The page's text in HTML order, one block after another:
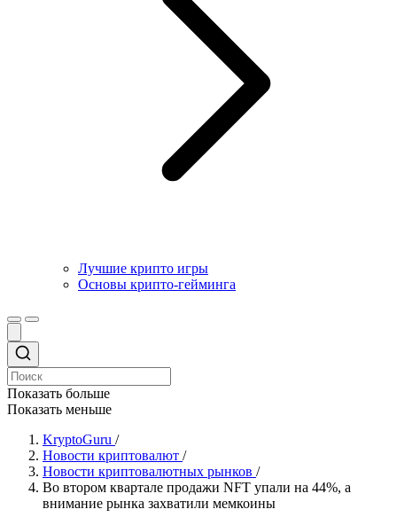
Лучшие крипто игры
Основы крипто-гейминга
Показать больше
Показать меньше
KryptoGuru /
Новости криптовалют /
Новости криптовалютных рынков /
Во втором квартале продажи NFT упали на 44%, а
внимание рынка захватили мемкоины